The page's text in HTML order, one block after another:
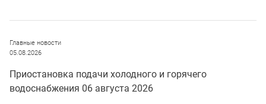
Главные новости
05.08.2026
Приостановка подачи холодного и горячего
водоснабжения 06 августа 2026